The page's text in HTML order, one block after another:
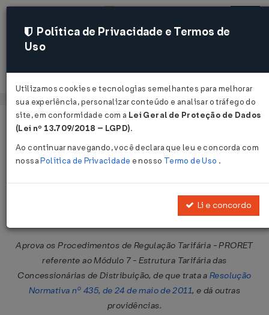
Acessar
Página Inicial Legislações
Resolução Normativa ANEEL nº 464
Aprova os Procedimentos de Regulação Tarifária - PRORET
referente ao Módulo 7 - Estrutura Tarifária das
Concessionárias de Distribuição, de que trata aResolução
Normativa nº 435, de 24 de maio de 2011, e dá outras
providências.
Política de Privacidade e Termos de
Uso
Utilizamos cookies e tecnologias semelhantes para melhorar
sua experiência, personalizar conteúdo e analisar o tráfego do
site, em conformidade com a Lei Geral de Proteção de Dados
(Lei nº 13.709/2018 – LGPD).
Ao continuar navegando, você declara que leu e concorda com
nossaPolítica de Privacidade e nosso Termo de Uso .
Li e concordo